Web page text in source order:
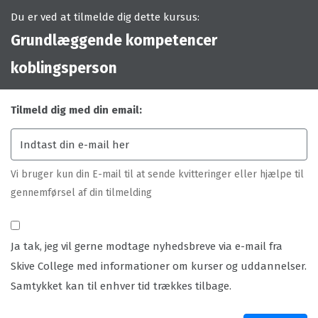
Du er ved at tilmelde dig dette kursus:
Grundlæggende kompetencer
koblingsperson
Tilmeld dig med din email:
Vi bruger kun din E-mail til at sende kvitteringer eller hjælpe til
gennemførsel af din tilmelding
Ja tak, jeg vil gerne modtage nyhedsbreve via e-mail fra
Skive College med informationer om kurser og uddannelser.
Samtykket kan til enhver tid trækkes tilbage.